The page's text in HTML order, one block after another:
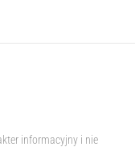
informacyjny i nie